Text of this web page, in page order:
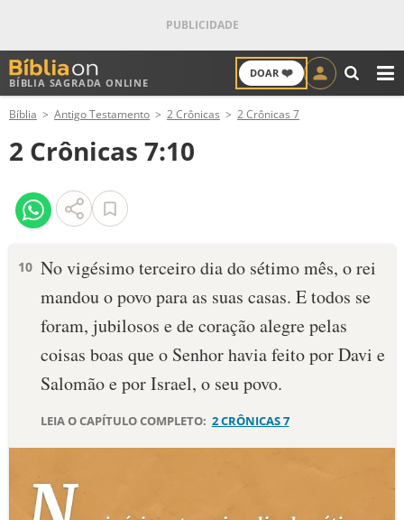
BÍBLIA SAGRADA ONLINE
DOAR ❤️
ANTIGO TESTAMENTO
NOVO TESTAMENTO
VERSÍCULOS
PALAVRA DO DIA
SALMO DO DIA
DEVOCIONAL DIÁRIO
ESTUDOS BÍBLICOS
Bíblia Antigo Testamento 2 Crônicas 2 Crônicas 7
2 Crônicas 7:10
10 No vigésimo terceiro dia do sétimo mês, o rei
mandou o povo para as suas casas. E todos se
foram, jubilosos e de coração ­alegre pelas
coisas boas que o Senhor havia feito por Davi e
Salomão e por Israel, o seu povo.
LEIA O CAPÍTULO COMPLETO: 2 CRÔNICAS 7